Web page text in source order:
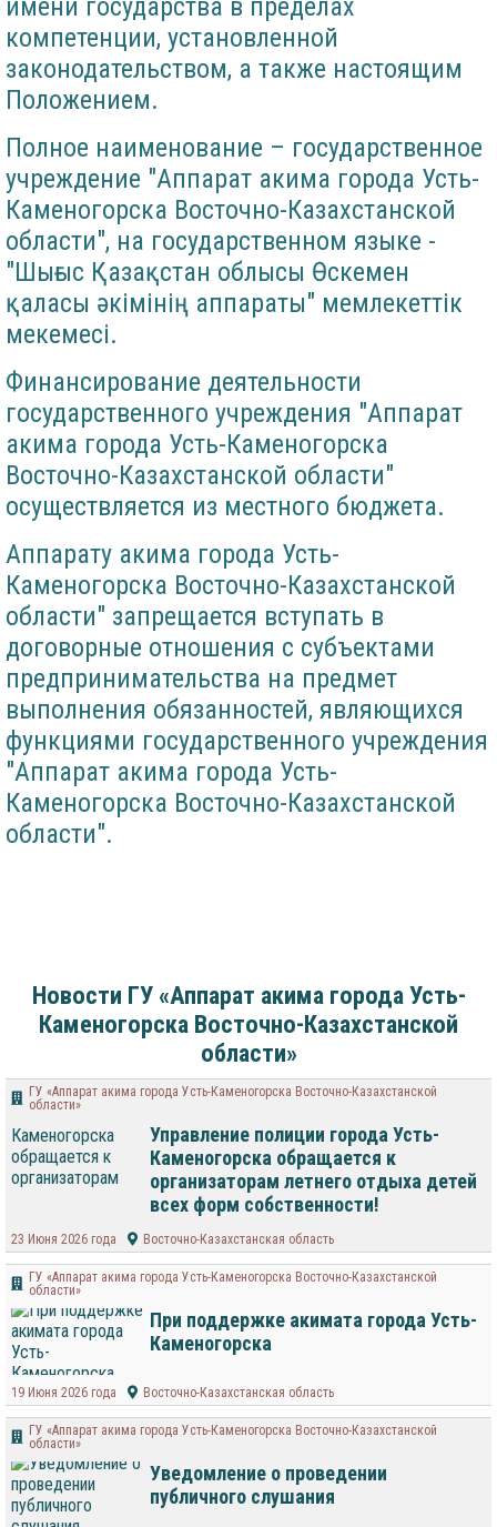
имени государства в пределах
компетенции, установленной
законодательством, а также настоящим
Положением.
Полное наименование – государственное
учреждение "Аппарат акима города Усть-
Каменогорска Восточно-Казахстанской
области", на государственном языке -
"Шығыс Қазақстан облысы Өскемен
қаласы әкімінің аппараты" мемлекеттік
мекемесі.
Финансирование деятельности
государственного учреждения "Аппарат
акима города Усть-Каменогорска
Восточно-Казахстанской области"
осуществляется из местного бюджета.
Аппарату акима города Усть-
Каменогорска Восточно-Казахстанской
области" запрещается вступать в
договорные отношения с субъектами
предпринимательства на предмет
выполнения обязанностей, являющихся
функциями государственного учреждения
"Аппарат акима города Усть-
Каменогорска Восточно-Казахстанской
области".
Новости ГУ «Аппарат акима города Усть-
Каменогорска Восточно-Казахстанской
области»
ГУ «Аппарат акима города Усть-Каменогорска Восточно-Казахстанской
области»
Управление полиции города Усть-
Каменогорска обращается к
организаторам летнего отдыха детей
всех форм собственности!
23 Июня 2026 года Восточно-Казахстанская область
ГУ «Аппарат акима города Усть-Каменогорска Восточно-Казахстанской
области»
При поддержке акимата города Усть-
Каменогорска
19 Июня 2026 года Восточно-Казахстанская область
ГУ «Аппарат акима города Усть-Каменогорска Восточно-Казахстанской
области»
Уведомление о проведении
публичного слушания